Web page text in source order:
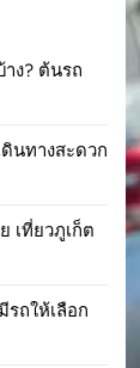
ง? ต้นรถ
นทางสะดวก
เที่ยวภูเก็ต
ถให้เลือก